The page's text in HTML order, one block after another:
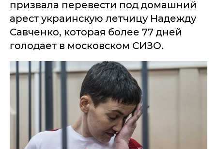
призвала перевести под домашний
арест украинскую летчицу Надежду
Савченко, которая более 77 дней
голодает в московском СИЗО.